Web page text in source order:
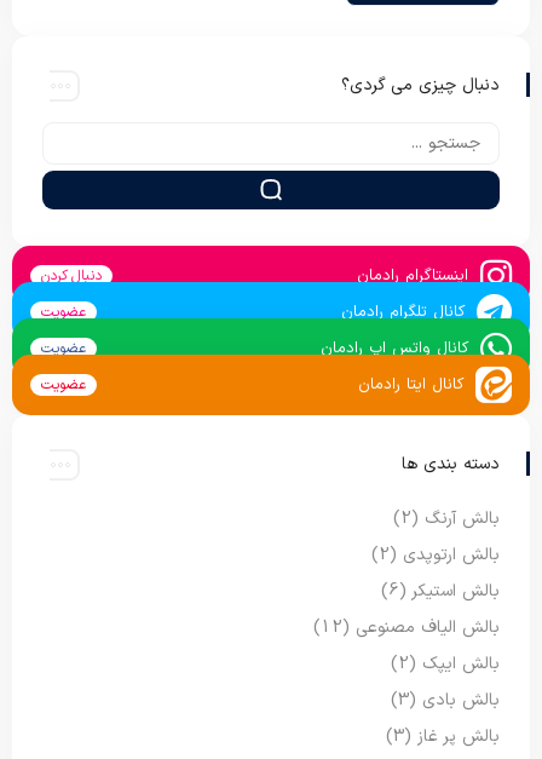
دنبال چیزی می گردی؟
اینستاگرام رادمان دنبال کردن
کانال تلگرام رادمان عضویت
کانال واتس اپ رادمان عضویت
کانال ایتا رادمان عضویت
دسته بندی ها
بالش آرنگ (2)
بالش ارتوپدی (2)
بالش استیکر (6)
بالش الیاف مصنوعی (12)
بالش ایپک (2)
بالش بادی (3)
بالش پر غاز (3)